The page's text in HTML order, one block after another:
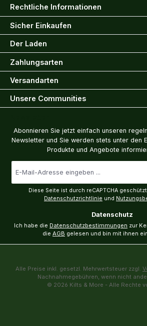
Rechtliche Informationen
Sicher Einkaufen
Der Laden
Zahlungsarten
Versandarten
Unsere Communities
Abonnieren Sie jetzt einfach unseren
Newsletter und Sie werden stets unter den
Produkte und Angebote
Mail-
Diese Seite ist durch reCAPTCHA
Datenschutzrichtlinie und
Datenschutz
Ich habe die Datenschutzbestimmungen zur
die AGB gelesen und bin mit ihnen
Alle Preise inkl. gesetzl. Mehrwertsteuer zzgl.
Nachnahmegebühren, wenn nicht
© 2026 Kilts & More - Alle Rechte